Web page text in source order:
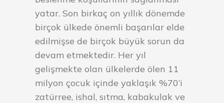
yatar. Son birkaç on yıllık dönemde
birçok ülkede önemli başarılar elde
edilmişse de birçok büyük sorun da
devam etmektedir. Her yıl
gelişmekte olan ülkelerde ölen 11
milyon çocuk içinde yaklaşık %70’i
zatürree, ishal, sıtma, kabakulak ve